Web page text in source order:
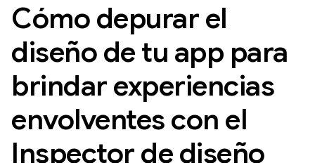
Cómo depurar el
diseño de tu app para
brindar experiencias
envolventes con el
Inspector de diseño